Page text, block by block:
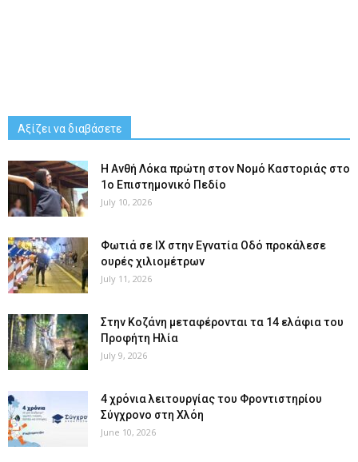
Αξίζει να διαβάσετε
Η Ανθή Λόκα πρώτη στον Νομό Καστοριάς στο
1ο Επιστημονικό Πεδίο
July 10, 2026
Φωτιά σε ΙΧ στην Εγνατία Οδό προκάλεσε
ουρές χιλιομέτρων
July 11, 2026
Στην Κοζάνη μεταφέρονται τα 14 ελάφια του
Προφήτη Ηλία
July 9, 2026
4 χρόνια λειτουργίας του Φροντιστηρίου
Σύγχρονο στη Χλόη
June 10, 2026